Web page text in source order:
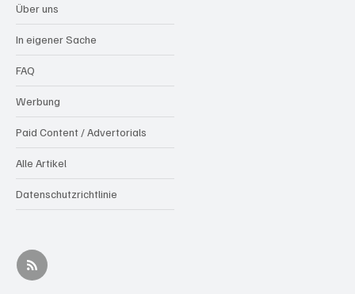
Über uns
In eigener Sache
FAQ
Werbung
Paid Content / Advertorials
Alle Artikel
Datenschutzrichtlinie